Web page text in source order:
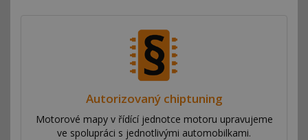
Autorizovaný chiptuning
Motorové mapy v řídící jednotce motoru upravujeme
ve spolupráci s jednotlivými automobilkami.